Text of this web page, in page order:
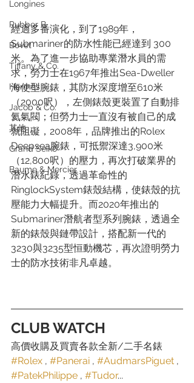
Longines
Rubber B
Bovet
Tiffany & Co.
Hermès
Jacob & Co.
其他
Grand Seiko
Baume & Mercier
經過多番演化，到了1989年，
Submariner的防水性能已經達到 300
米。為了進一步協助專業潛水員的需
求，勞力士在1967年推出Sea-Dweller
海使型腕錶，其防水深度增至610米
（2000呎），左側錶殼更裝置了自動排
氦氣閥；但勞力士一直沒有被自己的成
就阻礙，2008年，品牌推出的Rolex
Deepsea腕錶，可抵禦深達3,900米
（12,800呎）的壓力，再次打破業界的
潛水錶紀錄，透過革命性的
RinglockSystem錶殼結構，使錶殼的抗
壓能力大幅提升。而2020年推出的
Submariner潛航者型系列腕錶，透過全
新的錶殼與鏈帶設計，搭配新一代的
3230與3235型恒動機芯，再次證明勞力
士的防水技術非凡卓越。
CLUB WATCH
高價收購及買賣各款全新/二手名錶
#Rolex , #Panerai , #AudmarsPiguet ,
#PatekPhilippe , #Tudor...